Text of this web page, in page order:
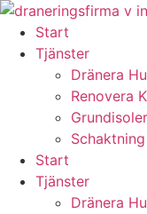
Skip
content
Start
Tjänster
Dränera
Renovera
Schaktning
Start
Tjänster
Dränera